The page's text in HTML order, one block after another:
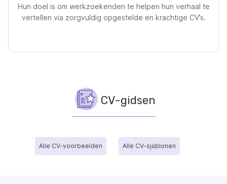
Hun doel is om werkzoekenden te helpen hun verhaal te
vertellen via zorgvuldig opgestelde en krachtige CV’s.
CV-gidsen
Alle CV-voorbeelden Alle CV-sjablonen